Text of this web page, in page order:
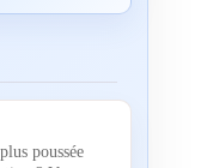
poussée